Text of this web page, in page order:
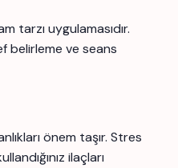
tarzı uygulamasıdır.
belirleme ve seans
önem taşır. Stres
ilaçları